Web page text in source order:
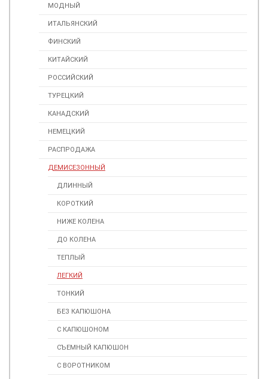
МОДНЫЙ
ИТАЛЬЯНСКИЙ
ФИНСКИЙ
КИТАЙСКИЙ
РОССИЙСКИЙ
ТУРЕЦКИЙ
КАНАДСКИЙ
НЕМЕЦКИЙ
РАСПРОДАЖА
ДЕМИСЕЗОННЫЙ
ДЛИННЫЙ
КОРОТКИЙ
НИЖЕ КОЛЕНА
ДО КОЛЕНА
ТЕПЛЫЙ
ЛЕГКИЙ
ТОНКИЙ
БЕЗ КАПЮШОНА
С КАПЮШОНОМ
СЪЕМНЫЙ КАПЮШОН
С ВОРОТНИКОМ